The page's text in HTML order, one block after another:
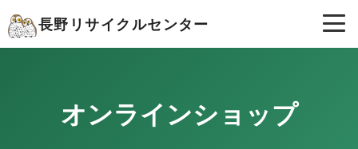
長野リサイクルセンター
オンラインショップ